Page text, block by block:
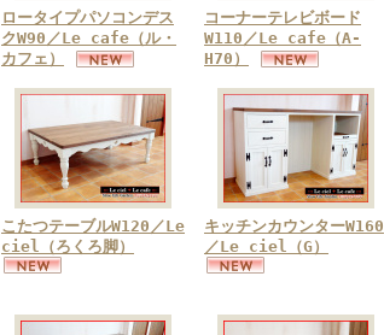
ロータイプパソコンデス
クW90／Le cafe（ル・
カフェ）
コーナーテレビボード
W110／Le cafe（A-
H70）
こたつテーブルW120／Le
ciel（ろくろ脚）
キッチンカウンターW160
／Le ciel（G）